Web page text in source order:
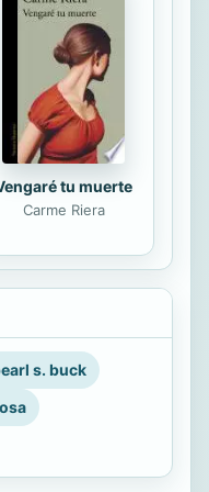
tu muerte
Carme Riera
s. buck